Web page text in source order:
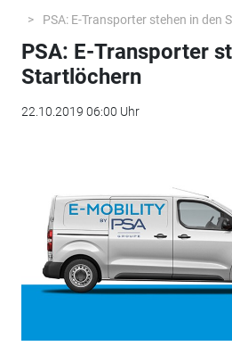
PSA: E-Transporter stehen in den
PSA: E-Transporter
Startlöchern
22.10.2019 06:00 Uhr